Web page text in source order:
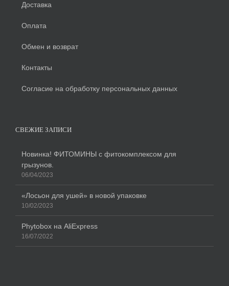
Доставка
Оплата
Обмен и возврат
Контакты
Согласие на обработку персональных данных
СВЕЖИЕ ЗАПИСИ
Новинка! ФИТОМИНЫ с фитокомплексом для
грызунов.
06/04/2023
«Лосьон для ушей» в новой упаковке
10/02/2023
Phytobox на AliExpress
16/07/2022